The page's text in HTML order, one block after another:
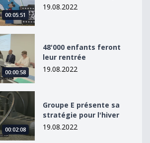
00:05:51
19.08.2022
feront leur rentrée
00:00:58
48'000 enfants feront
leur rentrée
19.08.2022
sa stratégie pour l&#039;hiver
00:02:08
Groupe E présente sa
stratégie pour l'hiver
19.08.2022